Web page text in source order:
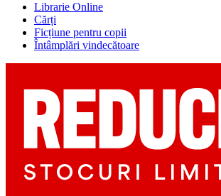
Librarie Online
Cărți
Ficțiune pentru copii
Întâmplări vindecătoare